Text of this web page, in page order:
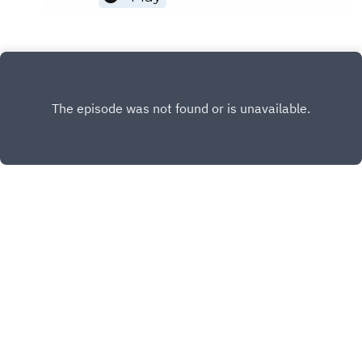
konsollen han har gode minner fra, og har